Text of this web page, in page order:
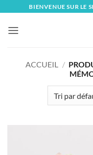
content
BIENVENUE SUR LE
ACCUEIL /